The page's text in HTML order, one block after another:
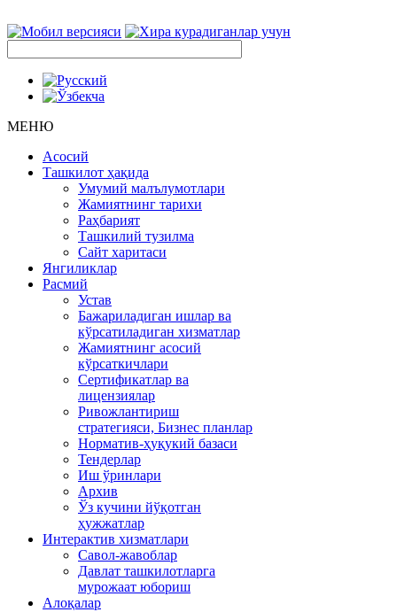
МЕНЮ
Асосий
Ташкилот ҳақида
Умумий малълумотлари
Жамиятнинг тарихи
Раҳбарият
Ташкилий тузилма
Сайт харитаси
Янгиликлар
Расмий
Устав
Бажариладиган ишлар ва
кўрсатиладиган хизматлар
Жамиятнинг асосий
кўрсаткичлари
Сертификатлар ва
лицензиялар
Ривожлантириш
стратегияси, Бизнес планлар
Норматив-ҳуқукий базаси
Тендерлар
Иш ўринлари
Архив
Ўз кучини йўқотган
ҳужжатлар
Интерактив хизматлари
Савол-жавоблар
Давлат ташкилотларга
мурожаат юбориш
Алоқалар